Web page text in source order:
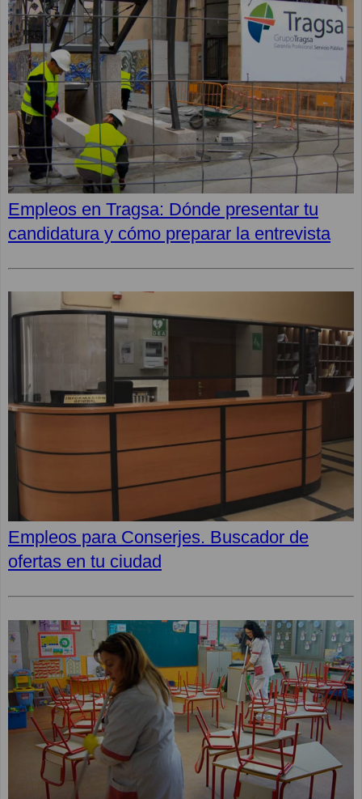
Empleos en Tragsa: Dónde presentar tu
candidatura y cómo preparar la entrevista
Empleos para Conserjes. Buscador de
ofertas en tu ciudad